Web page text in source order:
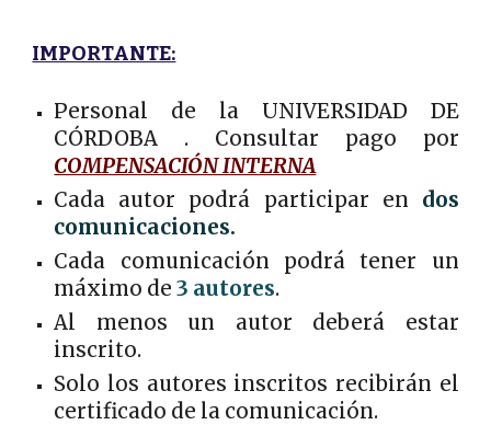
IMPORTANTE:
Personal de la UNIVERSIDAD DE
CÓRDOBA . Consultar pago por
COMPENSACIÓN INTERNA
Cada autor podrá participar en dos
comunicaciones.
Cada comunicación podrá tener un
máximo de3 autores.
Al menos un autor deberá estar
inscrito.
Solo los autores inscritos recibirán el
certificado de la comunicación.